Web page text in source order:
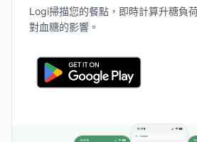
Logi掃描您的餐點，即時計算升糖負
對血糖的影響。